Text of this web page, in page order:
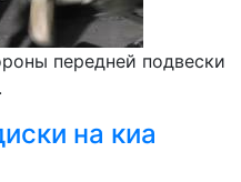
передней подвески
на киа